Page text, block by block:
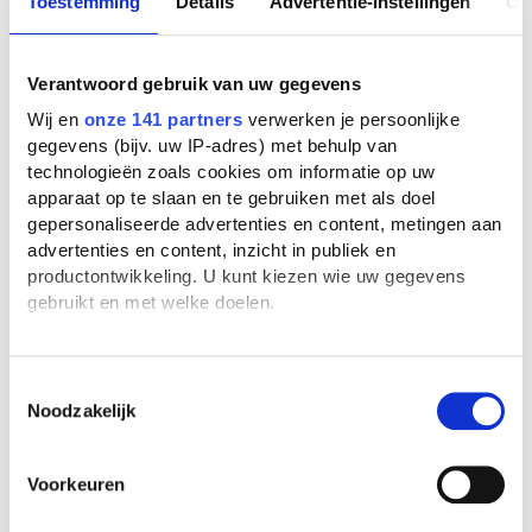
Verantwoord gebruik van uw gegevens
Wij en onze 141 partners verwerken je persoonlijke
gegevens (bijv. uw IP-adres) met behulp van
technologieën zoals cookies om informatie op uw
apparaat op te slaan en te gebruiken met als doel
gepersonaliseerde advertenties en content, metingen aan
advertenties en content, inzicht in publiek en
productontwikkeling. U kunt kiezen wie uw gegevens
gebruikt en met welke doelen.
Als u het toestaat, willen we ook graag:
locatie, die tot een paar meter nauwkeurig kan zijn
scannen op specifieke eigenschappen (fingerprinting)
Lees meer over hoe uw persoonlijke gegevens worden
Noodzakelijk
Voorkeuren
Populaire blogs
Stelling: leraren verdienen te
weinig